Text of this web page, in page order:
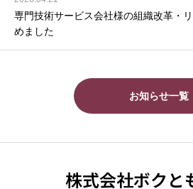
専門技術サービス会社様の組織改革・
めました
お知らせ一覧
株式会社ボクと